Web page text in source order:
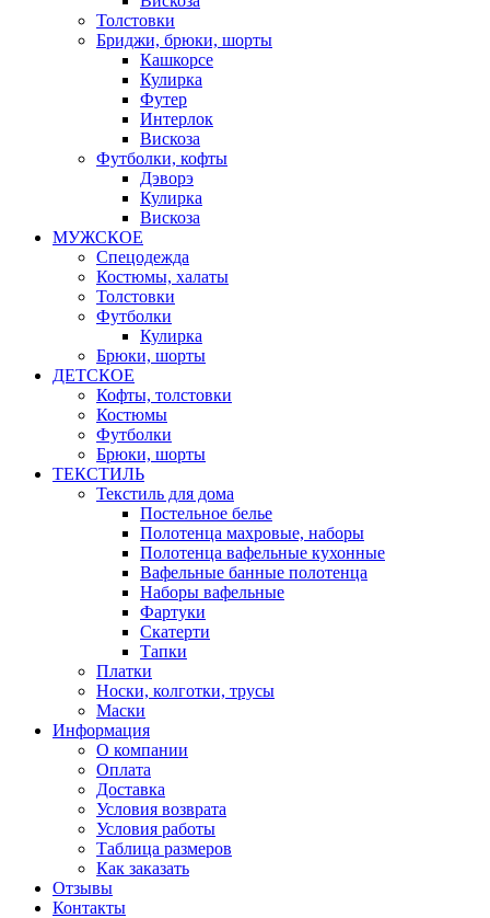
Толстовки
Бриджи, брюки, шорты
Кашкорсе
Кулирка
Футер
Интерлок
Вискоза
Футболки, кофты
Дэворэ
Кулирка
Вискоза
МУЖСКОЕ
Спецодежда
Костюмы, халаты
Толстовки
Футболки
Кулирка
Брюки, шорты
ДЕТСКОЕ
Кофты, толстовки
Костюмы
Футболки
Брюки, шорты
ТЕКСТИЛЬ
Текстиль для дома
Постельное белье
Полотенца махровые, наборы
Полотенца вафельные кухонные
Вафельные банные полотенца
Наборы вафельные
Фартуки
Скатерти
Тапки
Платки
Носки, колготки, трусы
Маски
Информация
О компании
Оплата
Доставка
Условия возврата
Условия работы
Таблица размеров
Как заказать
Отзывы
Контакты